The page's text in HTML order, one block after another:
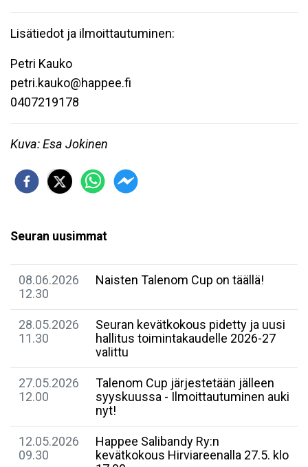
Lisätiedot ja ilmoittautuminen:
Petri Kauko
petri.kauko@happee.fi
0407219178
Kuva: Esa Jokinen
Seuran uusimmat
08.06.2026
12.30
Naisten Talenom Cup on täällä!
28.05.2026
11.30
Seuran kevätkokous pidetty ja uusi
hallitus toimintakaudelle 2026-27
valittu
27.05.2026
12.00
Talenom Cup järjestetään jälleen
syyskuussa - Ilmoittautuminen auki
nyt!
12.05.2026
09.30
Happee Salibandy Ry:n
kevätkokous Hirviareenalla 27.5. klo